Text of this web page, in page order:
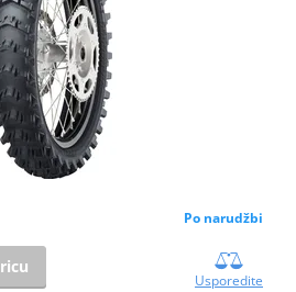
Po narudžbi
Usporedite